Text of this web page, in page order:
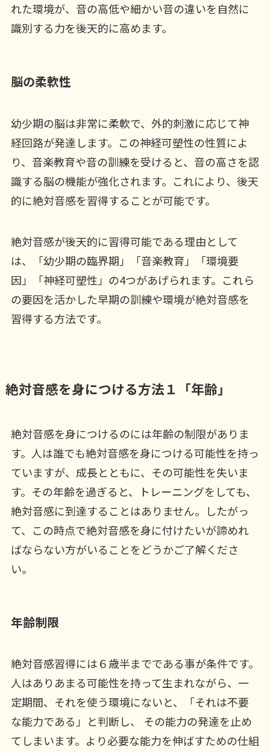
れた環境が、音の高低や細かい音の違いを自然に
識別する力を後天的に高めます。
脳の柔軟性
幼少期の脳は非常に柔軟で、外的刺激に応じて神
経回路が発達します。この神経可塑性の性質によ
り、音楽教育や音の訓練を受けると、音の高さを認
識する脳の機能が強化されます。これにより、後天
的に絶対音感を習得することが可能です。
絶対音感が後天的に習得可能である理由として
は、「幼少期の臨界期」「音楽教育」「環境要
因」「神経可塑性」の4つがあげられます。これら
の要因を活かした早期の訓練や環境が絶対音感を
習得する方法です。
絶対音感を身につける方法１「年齢」
絶対音感を身につけるのには年齢の制限がありま
す。人は誰でも絶対音感を身につける可能性を持っ
ていますが、成長とともに、その可能性を失いま
す。その年齢を過ぎると、トレーニングをしても、
絶対音感に到達することはありません。したがっ
て、この時点で絶対音感を身に付けたいが諦めれ
ばならない方がいることをどうかご了解くださ
い。
年齢制限
絶対音感習得には６歳半までである事が条件です。
人はありあまる可能性を持って生まれながら、一
定期間、それを使う環境にないと、「それは不要
な能力である」と判断し、 その能力の発達を止め
てしまいます。より必要な能力を伸ばすための仕組